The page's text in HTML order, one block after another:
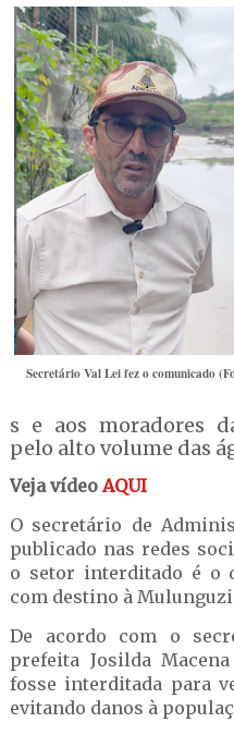
Secretário Val Lei fez o comunicado
s e aos moradores
pelo alto volume das
Veja vídeoAQUI
O secretário de
publicado nas redes
o setor interditado é o
com destino à
De acordo com o
prefeita Josilda
fosse interditada para
evitando danos à